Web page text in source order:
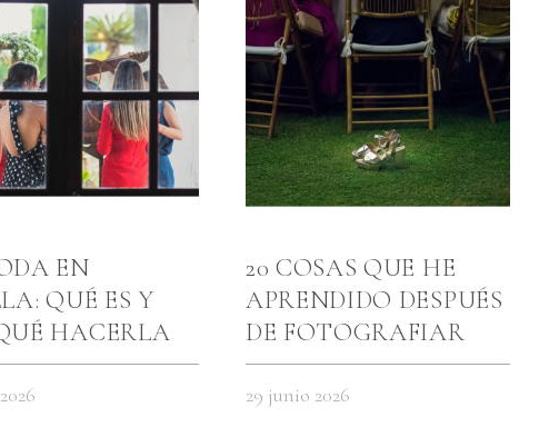
EN
QUÉ ES Y
HACERLA
DE LA BODA
20 COSAS QUE HE
APRENDIDO DESPUÉS
DE FOTOGRAFIAR
CIENTOS DE BODAS
29 junio 2026